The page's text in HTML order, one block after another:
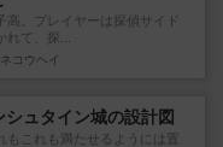
高。プレイヤーは探偵サイド
れて、探...
コウヘイ
シュタイン城の設計図
もこれも満たせるようには置